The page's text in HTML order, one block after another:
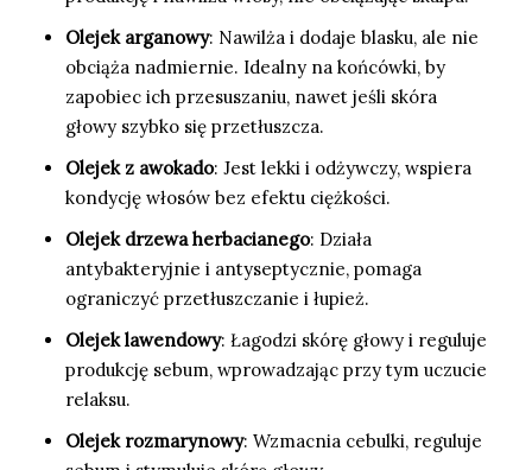
Olejek arganowy: Nawilża i dodaje blasku, ale nie
obciąża nadmiernie. Idealny na końcówki, by
zapobiec ich przesuszaniu, nawet jeśli skóra
głowy szybko się przetłuszcza.
Olejek z awokado: Jest lekki i odżywczy, wspiera
kondycję włosów bez efektu ciężkości.
Olejek drzewa herbacianego: Działa
antybakteryjnie i antyseptycznie, pomaga
ograniczyć przetłuszczanie i łupież.
Olejek lawendowy: Łagodzi skórę głowy i reguluje
produkcję sebum, wprowadzając przy tym uczucie
relaksu.
Olejek rozmarynowy: Wzmacnia cebulki, reguluje